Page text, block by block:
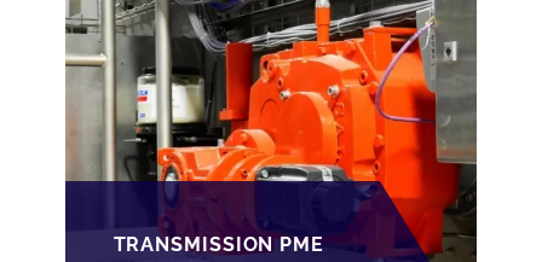
TRANSMISSION PME